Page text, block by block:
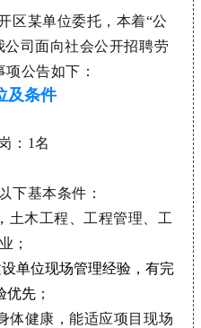
区某单位委托，本着“公
司面向社会公开招聘劳
公告如下：
及条件
：1名
下基本条件：
土木工程、工程管理、工
；
单位现场管理经验，有完
优先 ；
体健康，能适应项目现场